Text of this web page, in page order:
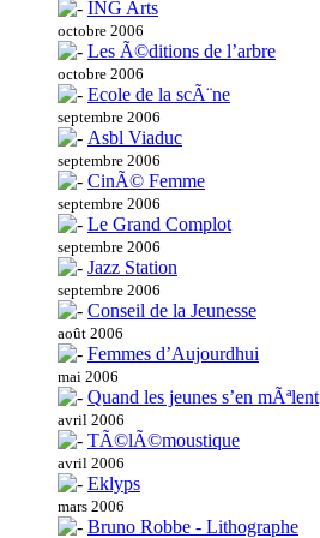
ING Arts
octobre 2006
Les Ã©ditions de l’arbre
octobre 2006
Ecole de la scÃ¨ne
septembre 2006
Asbl Viaduc
septembre 2006
CinÃ© Femme
septembre 2006
Le Grand Complot
septembre 2006
Jazz Station
septembre 2006
Conseil de la Jeunesse
août 2006
Femmes d’Aujourdhui
mai 2006
Quand les jeunes s’en mÃªlent
avril 2006
TÃ©lÃ©moustique
avril 2006
Eklyps
mars 2006
Bruno Robbe - Lithographe